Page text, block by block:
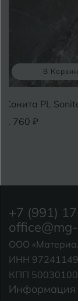
В
Сонита PL
1 760 ₽
Информация
+7 (991)
ООО
ИНН
КПП